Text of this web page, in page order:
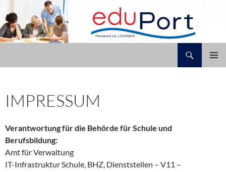
Inhalt
springen
IMPRESSUM
Verantwortung für die Behörde für Schule und
Berufsbildung:
Amt für Verwaltung
IT-Infrastruktur Schule, BHZ, Dienststellen – V11 –